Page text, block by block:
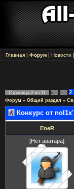
Главная | Форум | Новости |
Страница 2 из 11 « 1 2
Форум » Общий раздел »
Конкурс от
EneR
[Нет аватара]